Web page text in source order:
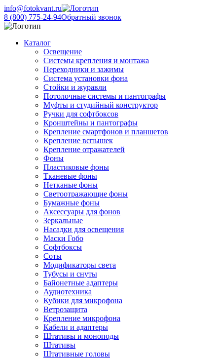
info@fotokvant.ru
8 (800) 775-24-94Обратный звонок
Каталог
Освещение
Системы крепления и монтажа
Переходники и зажимы
Система установки фона
Стойки и журавли
Потолочные системы и пантографы
Муфты и студийный конструктор
Ручки для софтбоксов
Кронштейны и пантографы
Крепление смартфонов и планшетов
Крепление вспышек
Крепление отражателей
Фоны
Пластиковые фоны
Тканевые фоны
Нетканые фоны
Светоотражающие фоны
Бумажные фоны
Аксессуары для фонов
Зеркальные
Насадки для освещения
Маски Гобо
Софтбоксы
Соты
Модификаторы света
Тубусы и снуты
Байонетные адаптеры
Аудиотехника
Кубики для микрофона
Ветрозащита
Крепление микрофона
Кабели и адаптеры
Штативы и моноподы
Штативы
Штативные головы